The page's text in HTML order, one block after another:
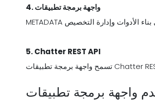
4.واجهة برمجة تطبيقات
5.Chatter REST API